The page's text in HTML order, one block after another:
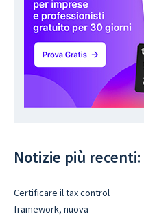
Notizie più recenti:
Certificare il tax control
framework, nuova